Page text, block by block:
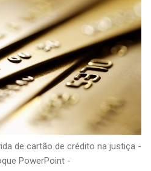
de cartão de crédito na justiça -
PowerPoint -